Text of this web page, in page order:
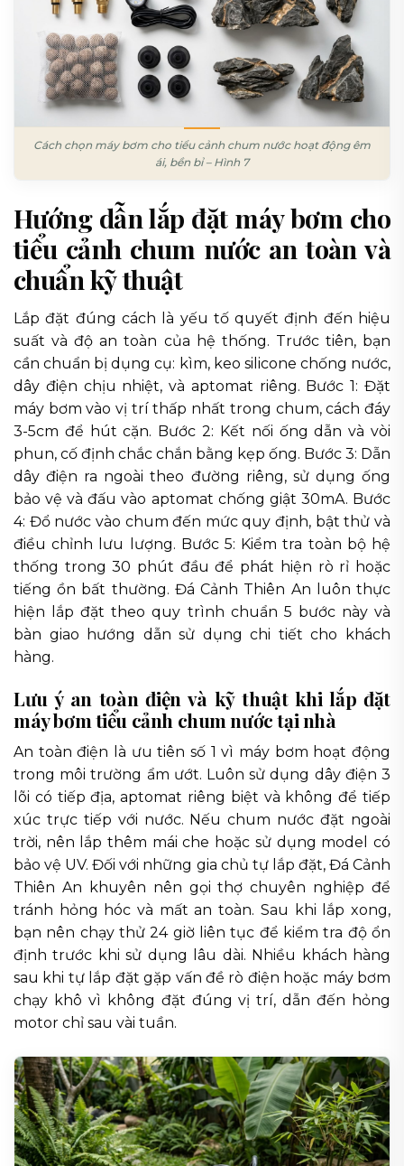
Cách chọn máy bơm cho tiểu cảnh chum nước hoạt động êm
ái, bền bỉ – Hình 7
Hướng dẫn lắp đặt máy bơm cho
tiểu cảnh chum nước an toàn và
chuẩn kỹ thuật
Lắp đặt đúng cách là yếu tố quyết định đến hiệu
suất và độ an toàn của hệ thống. Trước tiên, bạn
cần chuẩn bị dụng cụ: kìm, keo silicone chống nước,
dây điện chịu nhiệt, và aptomat riêng. Bước 1: Đặt
máy bơm vào vị trí thấp nhất trong chum, cách đáy
3-5cm để hút cặn. Bước 2: Kết nối ống dẫn và vòi
phun, cố định chắc chắn bằng kẹp ống. Bước 3: Dẫn
dây điện ra ngoài theo đường riêng, sử dụng ống
bảo vệ và đấu vào aptomat chống giật 30mA. Bước
4: Đổ nước vào chum đến mức quy định, bật thử và
điều chỉnh lưu lượng. Bước 5: Kiểm tra toàn bộ hệ
thống trong 30 phút đầu để phát hiện rò rỉ hoặc
tiếng ồn bất thường. Đá Cảnh Thiên An luôn thực
hiện lắp đặt theo quy trình chuẩn 5 bước này và
bàn giao hướng dẫn sử dụng chi tiết cho khách
hàng.
Lưu ý an toàn điện và kỹ thuật khi lắp đặt
máy bơm tiểu cảnh chum nước tại nhà
An toàn điện là ưu tiên số 1 vì máy bơm hoạt động
trong môi trường ẩm ướt. Luôn sử dụng dây điện 3
lõi có tiếp địa, aptomat riêng biệt và không để tiếp
xúc trực tiếp với nước. Nếu chum nước đặt ngoài
trời, nên lắp thêm mái che hoặc sử dụng model có
bảo vệ UV. Đối với những gia chủ tự lắp đặt, Đá Cảnh
Thiên An khuyên nên gọi thợ chuyên nghiệp để
tránh hỏng hóc và mất an toàn. Sau khi lắp xong,
bạn nên chạy thử 24 giờ liên tục để kiểm tra độ ổn
định trước khi sử dụng lâu dài. Nhiều khách hàng
sau khi tự lắp đặt gặp vấn đề rò điện hoặc máy bơm
chạy khô vì không đặt đúng vị trí, dẫn đến hỏng
motor chỉ sau vài tuần.